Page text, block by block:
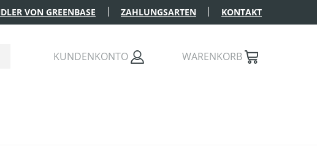
VON GREENBASE ZAHLUNGSARTEN KONTAKT
KUNDENKONTO WARENKORB